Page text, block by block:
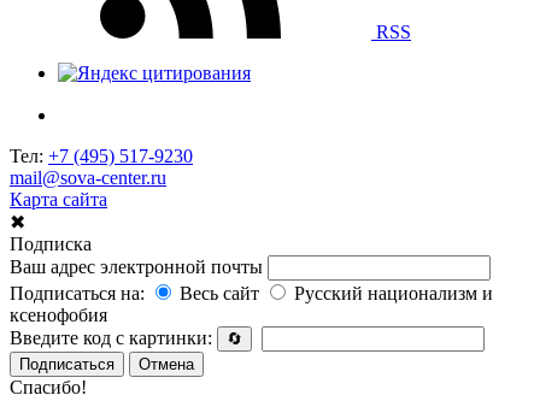
RSS
Тел: +7 (495) 517-9230
mail@sova-center.ru
Карта сайта
✖
Подписка
Ваш адрес электронной почты
Подписаться на:
Весь сайт
Русский национализм и
ксенофобия
Введите код с картинки:
🔄
Подписаться
Отмена
Спасибо!